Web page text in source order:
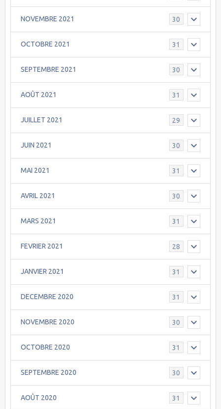
NOVEMBRE 2021 30
OCTOBRE 2021 31
SEPTEMBRE 2021 30
AOÛT 2021 31
JUILLET 2021 29
JUIN 2021 30
MAI 2021 31
AVRIL 2021 30
MARS 2021 31
FEVRIER 2021 28
JANVIER 2021 31
DECEMBRE 2020 31
NOVEMBRE 2020 30
OCTOBRE 2020 31
SEPTEMBRE 2020 30
AOÛT 2020 31